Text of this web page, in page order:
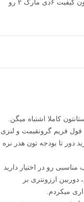
عکس دارن و الان من با دوربین ۸۰دی نمیتونم اون کیفیت ۶دی مارک ۲ رو
کاملا اشتباه میگن.
فول فریم گرونقیمت و لنزی
دور تا بودجه تون هدر نره
رو در اختیار دارید
ارزونتری بر
میکردم.